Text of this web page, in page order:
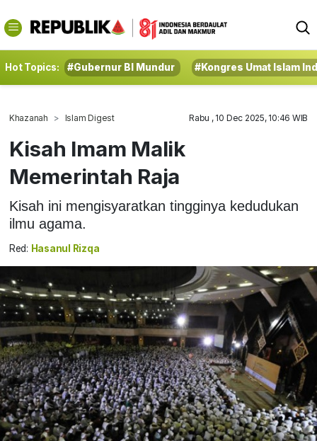
Hot Topics: #Gubernur BI Mundur #Kongres Umat Islam
Khazanah Islam Digest Rabu , 10 Dec 2025, 10:46 WIB
Kisah Imam Malik
Memerintah Raja
Kisah ini mengisyaratkan tingginya kedudukan
ilmu agama.
Red: Hasanul Rizqa